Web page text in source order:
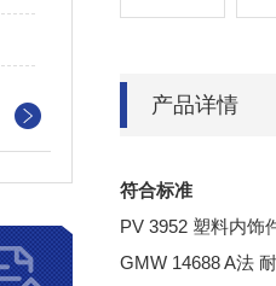
产品详情
符合标准
PV 3952 塑料内饰
GMW 14688 A法